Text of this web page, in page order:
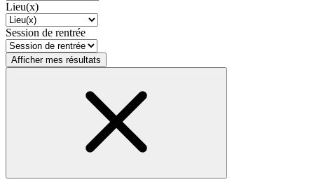
Lieu(x)
Session de rentrée
Afficher mes résultats